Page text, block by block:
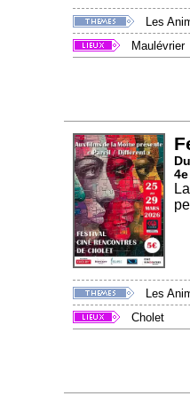
Les
Maulévrier
Les
Cholet